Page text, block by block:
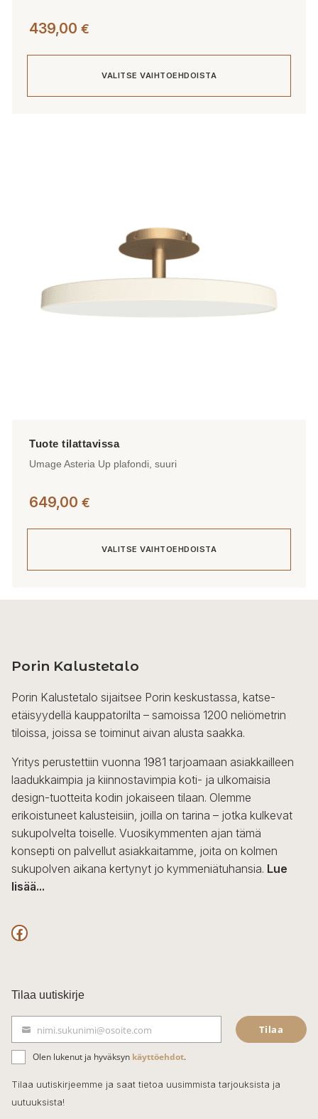
439,00 €
VALITSE VAIHTOEHDOISTA
Umage Asteria Up plafondi, suuri
649,00 €
VALITSE VAIHTOEHDOISTA
muunnelma.
tehdä
valinnat
tuotteen
sivulla.
Porin Kalustetalo
Porin Kalustetalo sijaitsee Porin keskustassa, katse-
etäisyydellä kauppatorilta – samoissa 1200 neliömetrin
tiloissa, joissa se toiminut aivan alusta saakka.
Yritys perustettiin vuonna 1981 tarjoamaan asiakkailleen
laadukkaimpia ja kiinnostavimpia koti- ja ulkomaisia
design-tuotteita kodin jokaiseen tilaan. Olemme
erikoistuneet kalusteisiin, joilla on tarina – jotka kulkevat
sukupolvelta toiselle. Vuosikymmenten ajan tämä
konsepti on palvellut asiakkaitamme, joita on kolmen
sukupolven aikana kertynyt jo kymmeniätuhansia. Lue
lisää...
F
c
e
b
o
o
k
Tilaa uutiskirje
ä
h
k
p
nimi.sukunimi@osoite.com Tilaa
Olen lukenut ja hyväksyn käyttöehdot.
Tilaa uutiskirjeemme ja saat tietoa uusimmista tarjouksista ja
uutuuksista!